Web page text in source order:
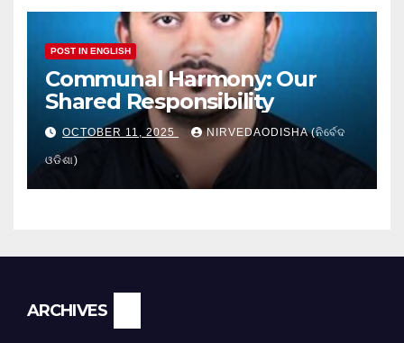
POST IN ENGLISH
Communal Harmony: Our
Shared Responsibility
OCTOBER 11, 2025 NIRVEDAODISHA (ନିର୍ବେଦ
ଓଡିଶା)
ARCHIVES